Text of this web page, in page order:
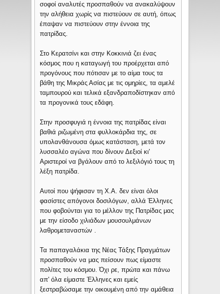
σοφοί αναλυτές προσπαθούν να ανακαλύψουν
την αλήθεια χωρίς να πιστεύουν σε αυτή, όπως
έπαψαν να πιστεύουν στην έννοια της
πατρίδας.
Στο Κερατσίνι και στην Κοκκινιά ζει ένας
κόσμος που η καταγωγή του προέρχεται από
προγόνους που πότισαν με το αίμα τους τα
βάθη της Μικράς Ασίας με τις ομηρίες, τα αμελέ
ταμπουρού και τελικά εξανδραποδίστηκαν από
τα προγονικά τους εδάφη.
Στην προσφυγιά η έννοια της πατρίδας είναι
βαθιά ριζωμένη στα φυλλοκάρδια της, σε
υπολανθάνουσα όμως κατάσταση, μετά τον
λυσσαλέο αγώνα που δίνουν Δεξιοί κι'
Αριστεροί να βγάλουν από το λεξιλόγιό τους τη
λέξη πατρίδα.
Αυτοί που ψήφισαν τη Χ.Α. δεν είναι όλοι
φασίστες απόγονοι δοσιλόγων, αλλά Έλληνες
που φοβούνται για το μέλλον της Πατρίδας μας
με την είσοδο χιλιάδων μουσουλμάνων
λαθρομεταναστών .
Τα παπαγαλάκια της Νέας Τάξης Πραγμάτων
προσπαθούν να μας πείσουν πως είμαστε
πολίτες του κόσμου. Όχι ρε, πρώτα και πάνω
απ' όλα είμαστε Έλληνες και εμείς
ξεστραβώσαμε την οικουμένη από την αμάθεια